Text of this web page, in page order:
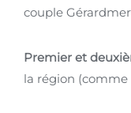
couple
Premier et
la région